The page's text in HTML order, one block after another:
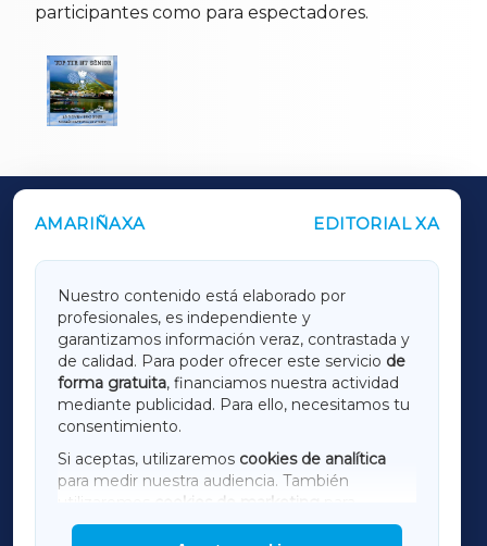
participantes como para espectadores.
AMARIÑAXA EDITORIAL XA
Nuestro contenido está elaborado por
profesionales, es independiente y
garantizamos información veraz, contrastada y
de calidad. Para poder ofrecer este servicio de
forma gratuita, financiamos nuestra actividad
mediante publicidad. Para ello, necesitamos tu
consentimiento.
Si aceptas, utilizaremos cookies de analítica
para medir nuestra audiencia. También
utilizaremos
cookies de marketing
mostrar publicidad de terceros.
OUTROS PERIÓDICOS
LUGOXA
TERRACHAXA
AMARIÑAXA